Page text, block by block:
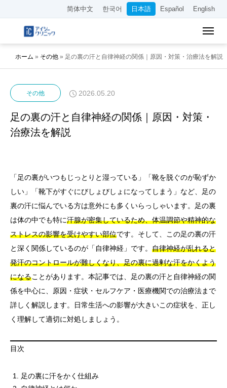
简体中文 한국어 日本語 Español English
ホーム » その他 » 足の裏の汗と自律神経の関係｜原因・対策・治療法を解説
その他 2026.05.20
足の裏の汗と自律神経の関係｜原因・対策・
治療法を解説
「足の裏がいつもじっとりと湿っている」「靴を脱ぐのが恥ずか
しい」「靴下がすぐにびしょびしょになってしまう」など、足の
裏の汗に悩んでいる方は意外にも多くいらっしゃいます。足の裏
は体の中でも特に汗腺が密集しているため、体温調節や精神的な
ストレスの影響を受けやすい部位です。そして、この足の裏の汗
と深く関係しているのが「自律神経」です。 自律神経が乱れると
発汗のコントロールが難しくなり、足の裏に過剰な汗をかくよう
になることがあります。本記事では、足の裏の汗と自律神経の関
係を中心に、原因・症状・セルフケア・医療機関での治療法まで
詳しく解説します。日常生活への影響が大きいこの症状を、正し
く理解して適切に対処しましょう。
目次
足の裏に汗をかく仕組み